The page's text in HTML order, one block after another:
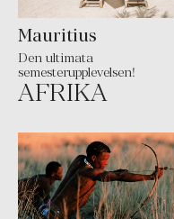
Mauritius
Den ultimata
semesterupplevelsen!
AFRIKA